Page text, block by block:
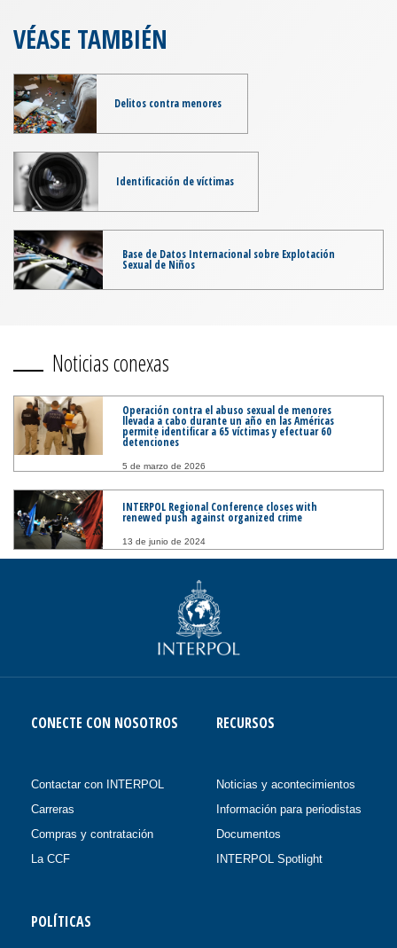
VÉASE TAMBIÉN
Delitos contra menores
Identificación de víctimas
Base de Datos Internacional sobre Explotación
Sexual de Niños
Noticias conexas
Operación contra el abuso sexual de menores
llevada a cabo durante un año en las Américas
permite identificar a 65 víctimas y efectuar 60
detenciones
5 de marzo de 2026
INTERPOL Regional Conference closes with
renewed push against organized crime
13 de junio de 2024
CONECTE CON NOSOTROS
Contactar con INTERPOL
Carreras
Compras y contratación
La CCF
RECURSOS
Noticias y acontecimientos
Información para periodistas
Documentos
INTERPOL Spotlight
POLÍTICAS